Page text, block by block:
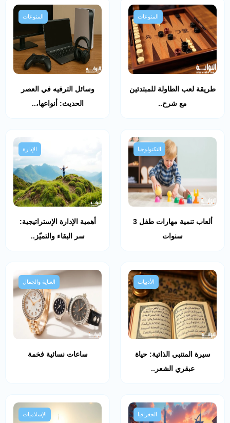
المنوعات
طريقة لعب الطاولة للمبتدئين
مع شرح..
المنوعات
وسائل الترفيه في العصر
الحديث: أنواعها،..
التكنولوجيا
ألعاب تنمية مهارات طفل 3
سنوات
الإدارة
أهمية الإدارة الإستراتيجية:
سر البقاء والتميّز..
الأدبيات
سيرة المتنبي الذاتية: حياة
عبقري الشعر..
العناية والجمال
ساعات نسائية فخمة
الجغرافيا الإسلاميات